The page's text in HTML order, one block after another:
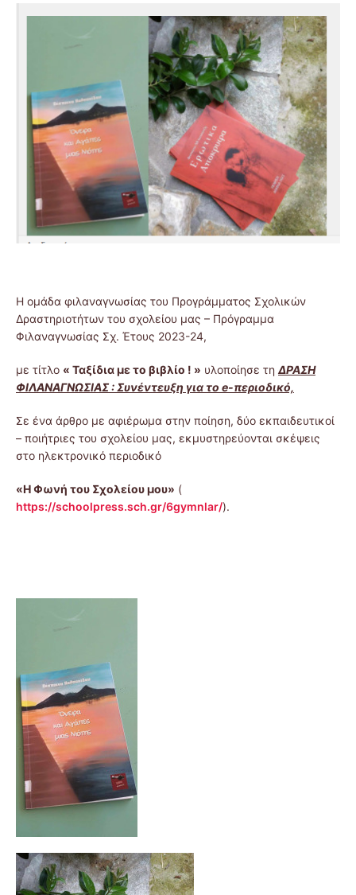
Η ομάδα φιλαναγνωσίας του Προγράμματος Σχολικών
Δραστηριοτήτων του σχολείου μας – Πρόγραμμα
Φιλαναγνωσίας Σχ. Έτους 2023-24,
με τίτλο « Ταξίδια με το βιβλίο ! » υλοποίησε τη ΔΡΑΣΗ
ΦΙΛΑΝΑΓΝΩΣΙΑΣ : Συνέντευξη για το e-περιοδικό,
Σε ένα άρθρο με αφιέρωμα στην ποίηση, δύο εκπαιδευτικοί
– ποιήτριες του σχολείου μας, εκμυστηρεύονται σκέψεις
στο ηλεκτρονικό περιοδικό
«Η Φωνή του Σχολείου μου» (
https://schoolpress.sch.gr/6gymnlar/).